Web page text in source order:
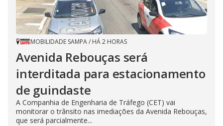
MOBILIDADE SAMPA/ HÁ 2 HORAS
Avenida Rebouças será
interditada para estacionamento
de guindaste
A Companhia de Engenharia de Tráfego (CET) vai
monitorar o trânsito nas imediações da Avenida Rebouças,
que será parcialmente...